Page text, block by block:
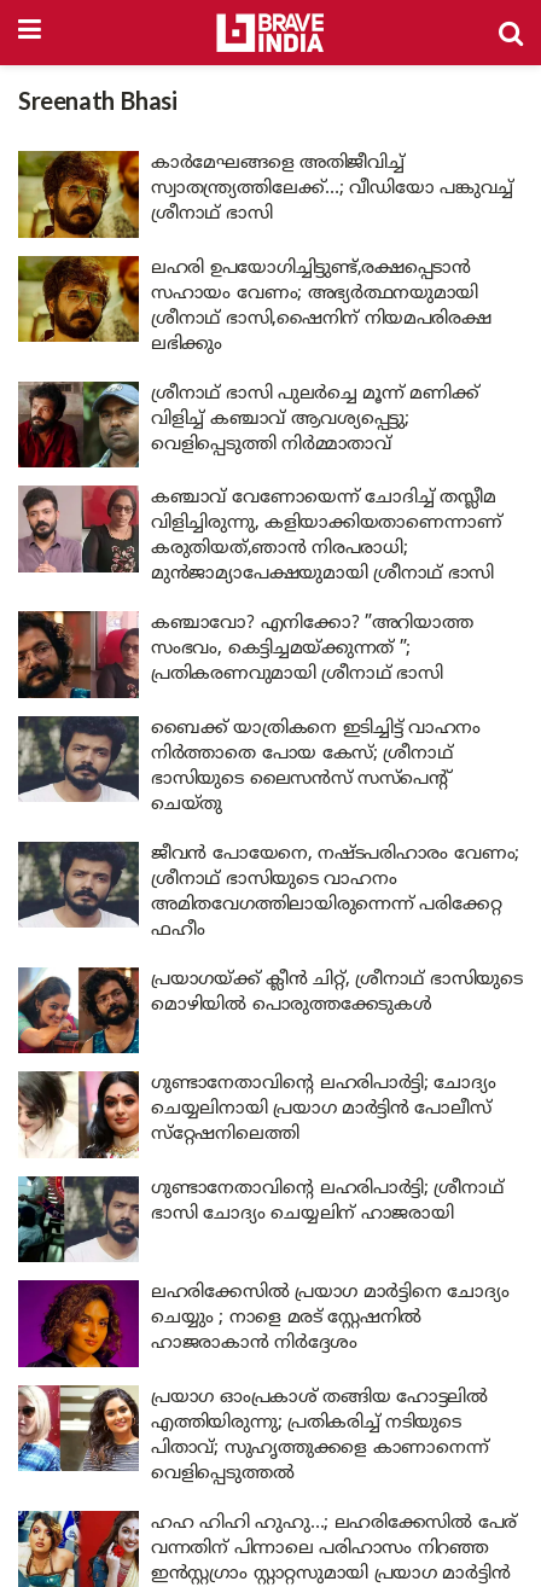
Sreenath Bhasi
കാർമേഘങ്ങളെ അതിജീവിച്ച്
സ്വാതന്ത്ര്യത്തിലേക്ക്…; വീഡിയോ പങ്കുവച്ച്
ശ്രീനാഥ് ഭാസി
ലഹരി ഉപയോഗിച്ചിട്ടുണ്ട്,രക്ഷപ്പെടാൻ
സഹായം വേണം; അഭ്യർത്ഥനയുമായി
ശ്രീനാഥ് ഭാസി,ഷൈനിന് നിയമപരിരക്ഷ
ലഭിക്കും
ശ്രീനാഥ് ഭാസി പുലർച്ചെ മൂന്ന് മണിക്ക്
വിളിച്ച് കഞ്ചാവ് ആവശ്യപ്പെട്ടു;
വെളിപ്പെടുത്തി നിർമ്മാതാവ്
കഞ്ചാവ് വേണോയെന്ന് ചോദിച്ച് തസ്ലീമ
വിളിച്ചിരുന്നു, കളിയാക്കിയതാണെന്നാണ്
കരുതിയത്,ഞാൻ നിരപരാധി;
മുൻജാമ്യാപേക്ഷയുമായി ശ്രീനാഥ് ഭാസി
കഞ്ചാവോ? എനിക്കോ? ”അറിയാത്ത
സംഭവം, കെട്ടിച്ചമയ്ക്കുന്നത് ”;
പ്രതികരണവുമായി ശ്രീനാഥ് ഭാസി
ബൈക്ക് യാത്രികനെ ഇടിച്ചിട്ട് വാഹനം
നിർത്താതെ പോയ കേസ്; ശ്രീനാഥ്
ഭാസിയുടെ ലൈസൻസ് സസ്‌പെന്റ്
ചെയ്തു
ജീവന്‍ പോയേനെ, നഷ്ടപരിഹാരം വേണം;
ശ്രീനാഥ് ഭാസിയുടെ വാഹനം
അമിതവേഗത്തിലായിരുന്നെന്ന് പരിക്കേറ്റ
ഫഹീം
പ്രയാഗയ്ക്ക് ക്ലീന്‍ ചിറ്റ്, ശ്രീനാഥ് ഭാസിയുടെ
മൊഴിയില്‍ പൊരുത്തക്കേടുകള്‍
ഗുണ്ടാനേതാവിന്റെ ലഹരിപാർട്ടി; ചോദ്യം
ചെയ്യലിനായി പ്രയാഗ മാർട്ടിൻ പോലീസ്
സ്‌റ്റേഷനിലെത്തി
ഗുണ്ടാനേതാവിന്റെ ലഹരിപാർട്ടി; ശ്രീനാഥ്
ഭാസി ചോദ്യം ചെയ്യലിന് ഹാജരായി
ലഹരിക്കേസിൽ പ്രയാഗ മാർട്ടിനെ ചോദ്യം
ചെയ്യും ; നാളെ മരട് സ്റ്റേഷനിൽ
ഹാജരാകാൻ നിർദ്ദേശം
പ്രയാഗ ഓംപ്രകാശ് തങ്ങിയ ഹോട്ടലിൽ
എത്തിയിരുന്നു; പ്രതികരിച്ച് നടിയുടെ
പിതാവ്; സുഹൃത്തുക്കളെ കാണാനെന്ന്
വെളിപ്പെടുത്തൽ
ഹഹ ഹിഹി ഹുഹു…; ലഹരിക്കേസിൽ പേര്
വന്നതിന് പിന്നാലെ പരിഹാസം നിറഞ്ഞ
ഇൻസ്റ്റഗ്രാം സ്റ്റാറ്റസുമായി പ്രയാഗ മാർട്ടിൻ